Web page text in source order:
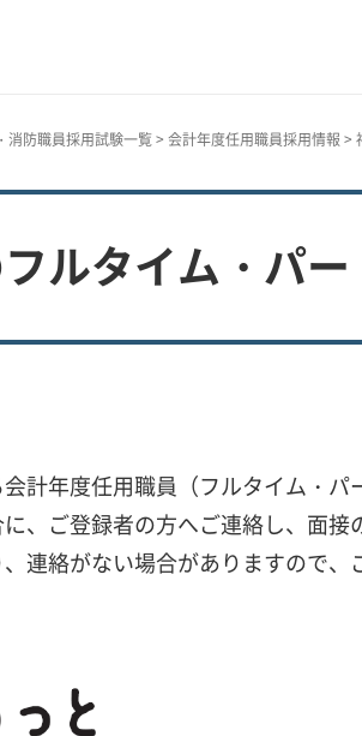
消防職員採用試験一覧> 会計年度任用職員採用情報 >
ルタイム・パ
計年度任用職員（フルタイム・パ
、ご登録者の方へご連絡し、面接
連絡がない場合がありますので、